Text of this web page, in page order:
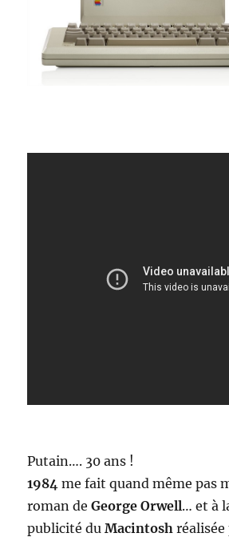
Putain…. 30 ans !
1984me fait quand même pas
roman deGeorge Orwell… et à
publicité duMacintosh